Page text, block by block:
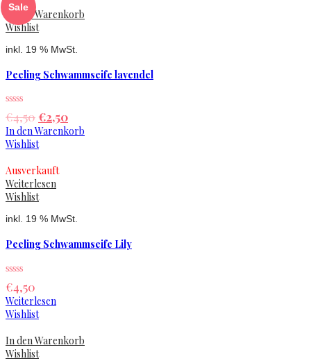
Sale
In den Warenkorb
Wishlist
inkl. 19 % MwSt.
Peeling Schwammseife lavendel
€4,50 €2,50
In den Warenkorb
Wishlist
Ausverkauft
Weiterlesen
Wishlist
inkl. 19 % MwSt.
Peeling Schwammseife Lily
€4,50
Weiterlesen
Wishlist
In den Warenkorb
Wishlist